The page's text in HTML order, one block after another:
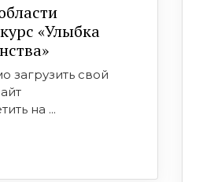
«Улыбка
загрузить свой
на ...